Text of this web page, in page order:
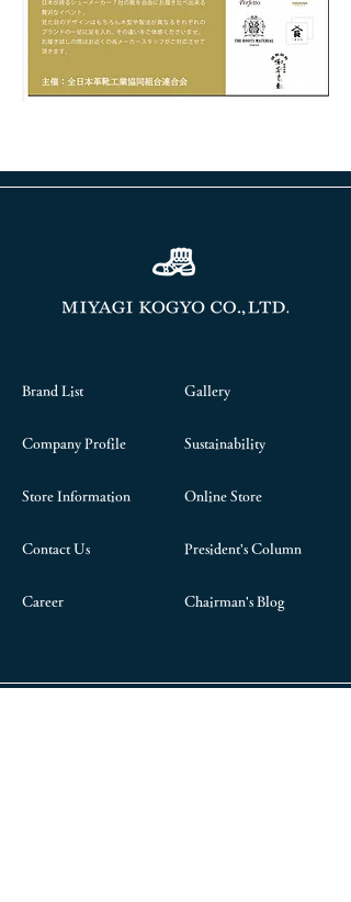
Brand List
Company Profile
Store Information
Contact Us
Career
Gallery
Sustainability
Online Store
President's Column
Chairman's Blog